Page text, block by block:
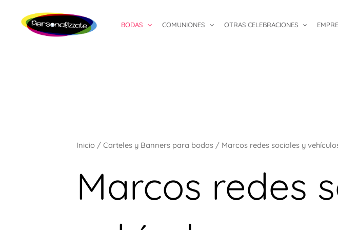
contenido
BODAS COMUNIONES OTRAS CELEBRACIONES
Inicio/ Carteles y Banners para bodas/ Marcos redes sociales y
Marcos redes
popularidad